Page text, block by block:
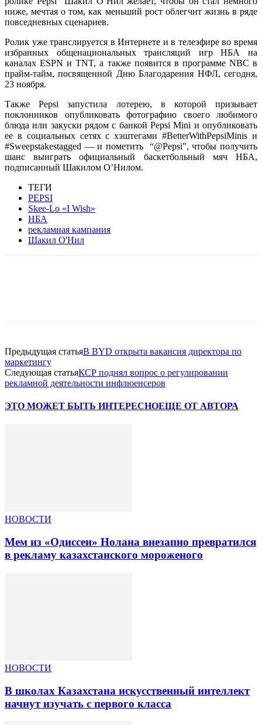
ниже, мечтая о том, как меньший рост облегчит жизнь в ряде
повседневных сценариев.
Ролик уже транслируется в Интернете и в телеэфире во время
избранных общенациональных трансляций игр НБА на
каналах ESPN и TNT, а также появится в программе NBC в
прайм-тайм, посвященной Дню Благодарения НФЛ, сегодня,
23 ноября.
Также Pepsi запустила лотерею, в которой призывает
поклонников опубликовать фотографию своего любимого
блюда или закуски рядом с банкой Pepsi Mini и опубликовать
ее в социальных сетях с хэштегами #BetterWithPepsiMinis и
#Sweepstakestagged — и пометить “@Pepsi”, чтобы получить
шанс выиграть официальный баскетбольный мяч НБА,
подписанный Шакилом О’Нилом.
ТЕГИ
PEPSI
Skee-Lo «I Wish»
НБА
рекламная кампания
Шакил О'Нил
Предыдущая статьяВ BYD открыта вакансия директора по
маркетингу
Следующая статьяКСР поднял вопрос о регулировании
рекламной деятельности инфлюенсеров
ЭТО МОЖЕТ БЫТЬ ИНТЕРЕСНОЕЩЕ ОТ АВТОРА
НОВОСТИ
Мем из «Одиссеи» Нолана внезапно превратился
в рекламу казахстанского мороженого
НОВОСТИ
В школах Казахстана искусственный интеллект
начнут изучать с первого класса